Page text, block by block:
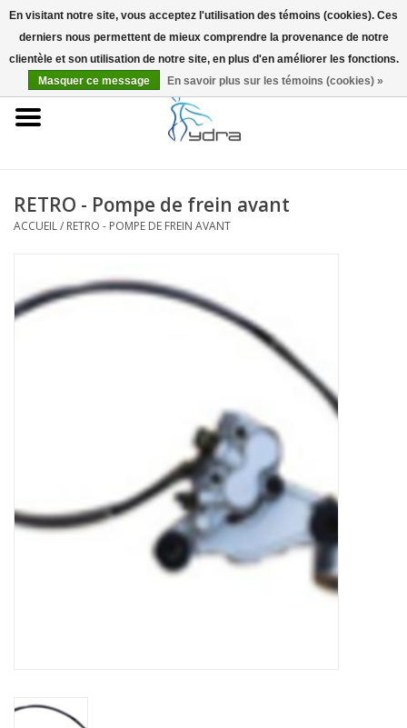
EUR
Accueil
Accessoires
RETRO - Pompe de frein avant
ACCUEIL/ RETRO - POMPE DE FREIN AVANT
En visitant notre site, vous acceptez l'utilisation des témoins (cookies). Ces
derniers nous permettent de mieux comprendre la provenance de notre
clientèle et son utilisation de notre site, en plus d'en améliorer les fonctions.
Masquer ce message
En savoir plus sur les témoins (cookies) »